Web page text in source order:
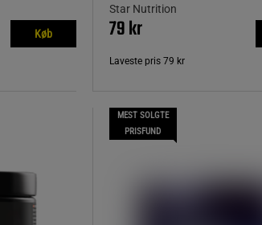
Køb
Star Nutrition
79 kr
Laveste pris 79 kr
MEST SOLGTE
PRISFUND